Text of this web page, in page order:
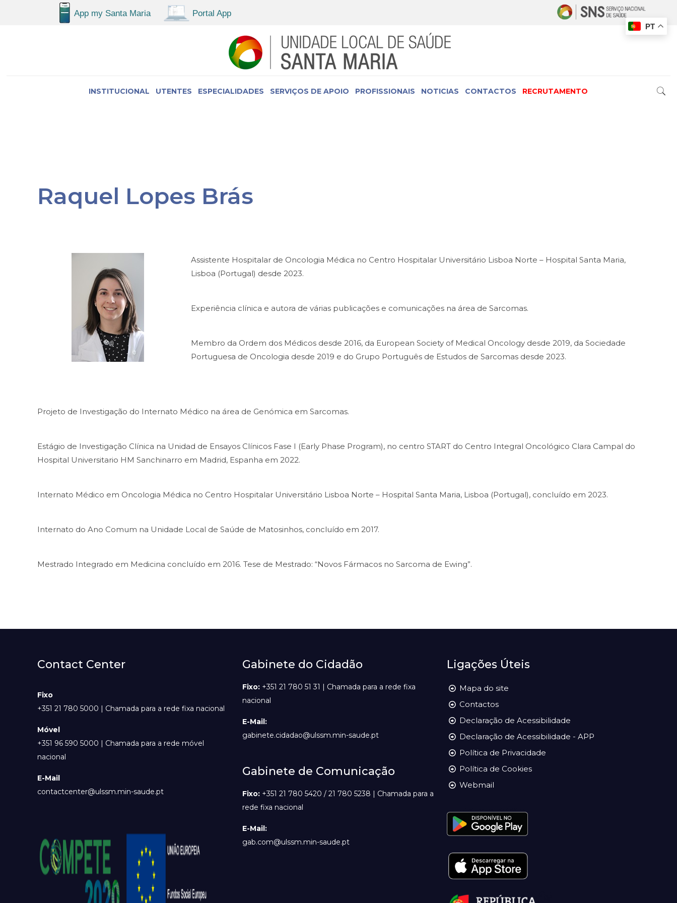
INSTITUCIONAL UTENTES ESPECIALIDADES SERVIÇOS DE APOIO PROFISSIONAIS NOTICIAS CONTACTOS RECRUTAMENTO
Raquel Lopes Brás
Assistente Hospitalar de Oncologia Médica no Centro Hospitalar Universitário Lisboa Norte – Hospital Santa Maria,
Lisboa (Portugal) desde 2023.
Experiência clínica e autora de várias publicações e comunicações na área de Sarcomas.
Membro da Ordem dos Médicos desde 2016, da European Society of Medical Oncology desde 2019, da Sociedade
Portuguesa de Oncologia desde 2019 e do Grupo Português de Estudos de Sarcomas desde 2023.
Projeto de Investigação do Internato Médico na área de Genómica em Sarcomas.
Estágio de Investigação Clínica na Unidad de Ensayos Clínicos Fase I (Early Phase Program), no centro START do Centro Integral Oncológico Clara Campal do
Hospital Universitario HM Sanchinarro em Madrid, Espanha em 2022.
Internato Médico em Oncologia Médica no Centro Hospitalar Universitário Lisboa Norte – Hospital Santa Maria, Lisboa (Portugal), concluído em 2023.
Internato do Ano Comum na Unidade Local de Saúde de Matosinhos, concluído em 2017.
Mestrado Integrado em Medicina concluído em 2016. Tese de Mestrado: “Novos Fármacos no Sarcoma de Ewing”.
Contact Center
Fixo
+351 21 780 5000 | Chamada para a rede fixa nacional
Móvel
+351 96 590 5000 | Chamada para a rede móvel
nacional
E-Mail
contactcenter@ulssm.min-saude.pt
Gabinete do Cidadão
Fixo:+351 21 780 51 31 | Chamada para a rede fixa
nacional
E-Mail:
gabinete.cidadao@ulssm.min-saude.pt
Gabinete de Comunicação
Fixo:+351 21 780 5420 / 21 780 5238 | Chamada para a
rede fixa nacional
E-Mail:
gab.com@ulssm.min-saude.pt
Ligações Úteis
Mapa do site
Contactos
Declaração de Acessibilidade
Declaração de Acessibilidade - APP
Política de Privacidade
Política de Cookies
Webmail
PT